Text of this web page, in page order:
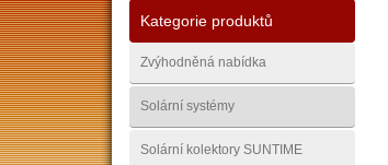
Kategorie produktů
Zvýhodněná nabídka
Solární systémy
Solární kolektory SUNTIME